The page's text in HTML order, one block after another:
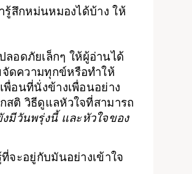
รู้สึกหม่นหมองได้บ้าง ให้
อดภัยเล็กๆ ให้ผู้อ่านได้
ดความทุกข์หรือทำให้
อนที่นั่งข้างเพื่อนอย่าง
สติ วิธีดูแลหัวใจที่สามารถ
งมีวันพรุ่งนี้ และหัวใจของ
จะอยู่กับมันอย่างเข้าใจ